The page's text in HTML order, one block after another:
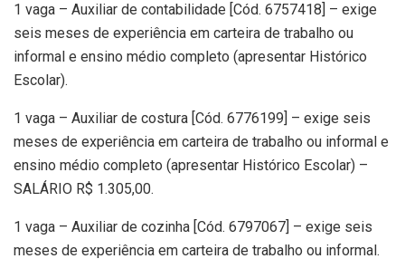
1 vaga – Auxiliar de contabilidade [Cód. 6757418] – exige
seis meses de experiência em carteira de trabalho ou
informal e ensino médio completo (apresentar Histórico
Escolar).
1 vaga – Auxiliar de costura [Cód. 6776199] – exige seis
meses de experiência em carteira de trabalho ou informal e
ensino médio completo (apresentar Histórico Escolar) –
SALÁRIO R$ 1.305,00.
1 vaga – Auxiliar de cozinha [Cód. 6797067] – exige seis
meses de experiência em carteira de trabalho ou informal.